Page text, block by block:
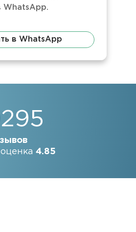
WhatsApp.
в WhatsApp
4.85